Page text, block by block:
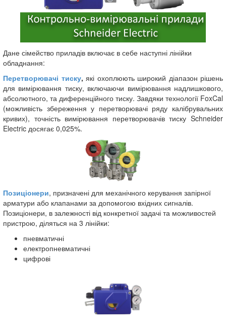
Дане сімейство приладів включає в себе наступні лінійки
обладнання:
Перетворювачі тиску, які охоплюють широкий діапазон рішень
для вимірювання тиску, включаючи вимірювання надлишкового,
абсолютного, та диференційного тиску. Завдяки технології FoxCal
(можливість збереження у перетворювачі ряду калібрувальних
кривих), точність вимірювання перетворювачів тиску Schneider
Electric досягає 0,025%.
Позиціонери, призначені для механічного керування запірної
арматури або клапанами за допомогою вхідних сигналів.
Позиціонери, в залежності від конкретної задачі та можливостей
пристрою, діляться на 3 лінійки:
пневматичні
електропневматичні
цифрові